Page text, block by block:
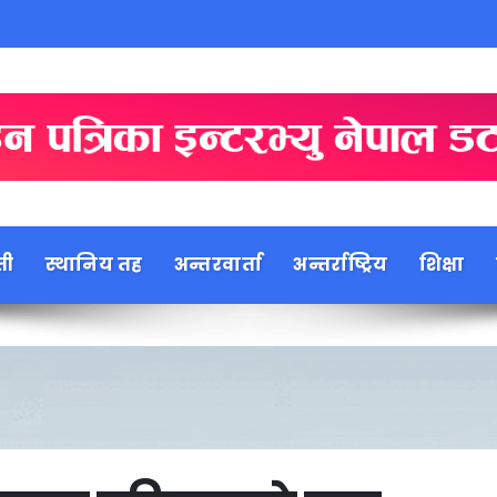
स्थानिय तह अन्तरवार्ता अन्तर्राष्ट्रिय शिक्षा